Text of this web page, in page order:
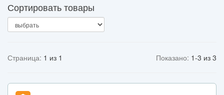
Акции
Контакты
Войти
Сортировать товары
Страница: 1 из 1 Показано: 1-3 из 3